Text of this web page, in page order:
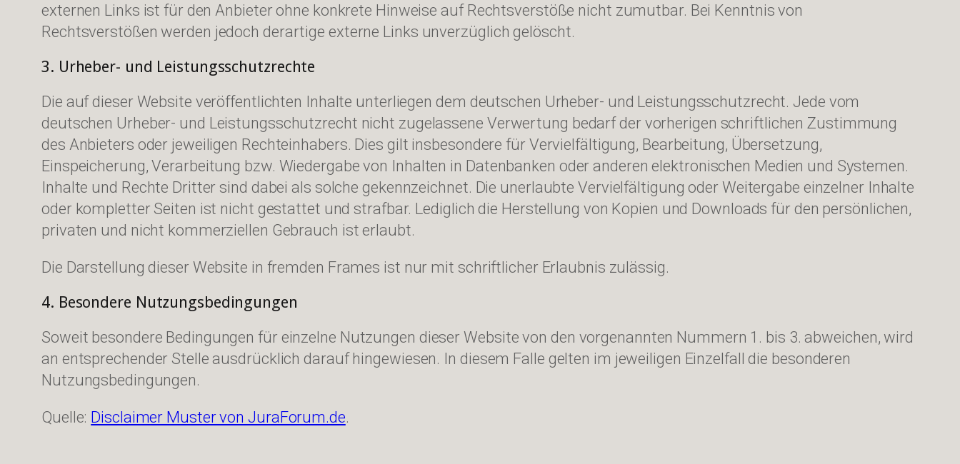
externen Links ist für den Anbieter ohne konkrete Hinweise auf Rechtsverstöße nicht zumutbar. Bei Kenntnis von
Rechtsverstößen werden jedoch derartige externe Links unverzüglich gelöscht.
3. Urheber- und Leistungsschutzrechte
Die auf dieser Website veröffentlichten Inhalte unterliegen dem deutschen Urheber- und Leistungsschutzrecht. Jede vom
deutschen Urheber- und Leistungsschutzrecht nicht zugelassene Verwertung bedarf der vorherigen schriftlichen Zustimmung
des Anbieters oder jeweiligen Rechteinhabers. Dies gilt insbesondere für Vervielfältigung, Bearbeitung, Übersetzung,
Einspeicherung, Verarbeitung bzw. Wiedergabe von Inhalten in Datenbanken oder anderen elektronischen Medien und Systemen.
Inhalte und Rechte Dritter sind dabei als solche gekennzeichnet. Die unerlaubte Vervielfältigung oder Weitergabe einzelner Inhalte
oder kompletter Seiten ist nicht gestattet und strafbar. Lediglich die Herstellung von Kopien und Downloads für den persönlichen,
privaten und nicht kommerziellen Gebrauch ist erlaubt.
Die Darstellung dieser Website in fremden Frames ist nur mit schriftlicher Erlaubnis zulässig.
4. Besondere Nutzungsbedingungen
Soweit besondere Bedingungen für einzelne Nutzungen dieser Website von den vorgenannten Nummern 1. bis 3. abweichen, wird
an entsprechender Stelle ausdrücklich darauf hingewiesen. In diesem Falle gelten im jeweiligen Einzelfall die besonderen
Nutzungsbedingungen.
Quelle: Disclaimer Muster von JuraForum.de.